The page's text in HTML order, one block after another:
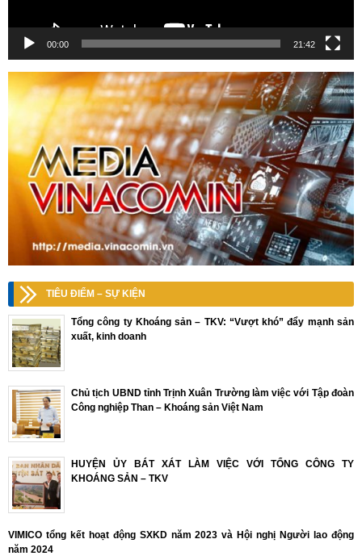
00:00 21:42
TIÊU ĐIỂM – SỰ KIỆN
Tổng công ty Khoáng sản – TKV: “Vượt khó” đẩy mạnh sản
xuất, kinh doanh
Chủ tịch UBND tỉnh Trịnh Xuân Trường làm việc với Tập đoàn
Công nghiệp Than – Khoáng sản Việt Nam
HUYỆN ỦY BÁT XÁT LÀM VIỆC VỚI TỔNG CÔNG TY
KHOÁNG SẢN – TKV
VIMICO tổng kết hoạt động SXKD năm 2023 và Hội nghị Người lao động
năm 2024